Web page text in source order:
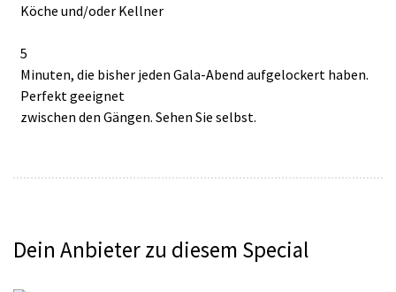
Köche und/oder Kellner
5
Minuten, die bisher jeden Gala-Abend aufgelockert haben.
Perfekt geeignet
zwischen den Gängen. Sehen Sie selbst.
Dein Anbieter zu diesem Special